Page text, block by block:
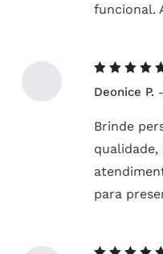
funcional.
5de 5
Deonice P.
Brinde
qualidade,
para